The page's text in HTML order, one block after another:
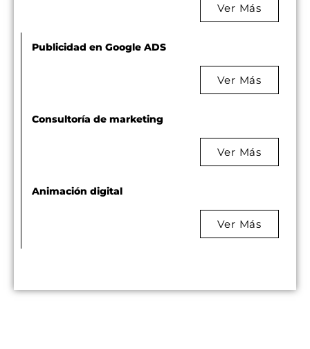
Ver Más
Publicidad en Google ADS
Ver Más
Consultoría de marketing
Ver Más
Animación digital
Ver Más